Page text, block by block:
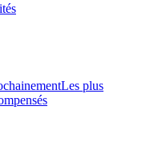
Les plus